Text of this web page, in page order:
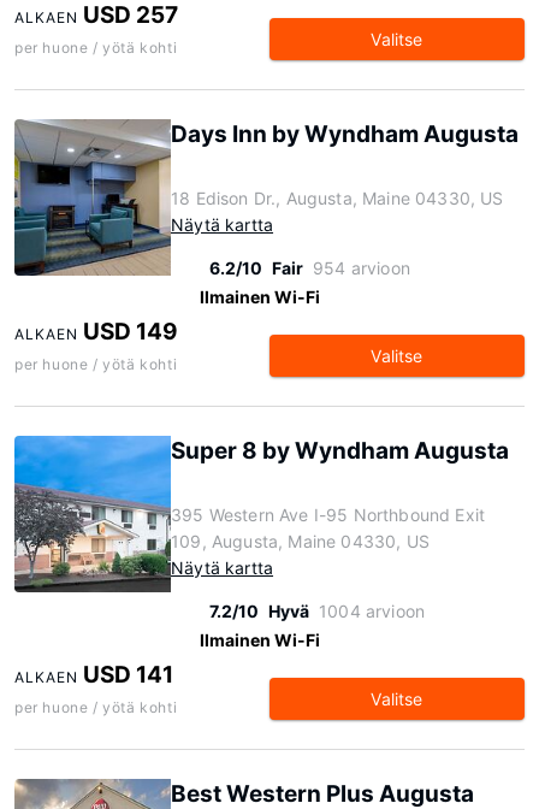
ALKAEN USD 257
per huone / yötä kohti Valitse
Days Inn by Wyndham Augusta
18 Edison Dr., Augusta, Maine 04330, US
Näytä kartta
6.2/10 Fair 954 arvioon
Ilmainen Wi-Fi
ALKAEN USD 149
per huone / yötä kohti Valitse
Super 8 by Wyndham Augusta
395 Western Ave I-95 Northbound Exit
109, Augusta, Maine 04330, US
Näytä kartta
7.2/10 Hyvä 1004 arvioon
Ilmainen Wi-Fi
ALKAEN USD 141
per huone / yötä kohti Valitse
Best Western Plus Augusta